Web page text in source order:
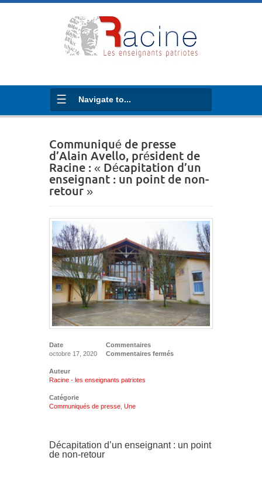
Navigate to...
Communiqué de presse
d’Alain Avello, président de
Racine : « Décapitation d’un
enseignant : un point de non-
retour »
Date
octobre 17, 2020
Commentaires
Commentaires fermés
Auteur
Racine - les enseignants patriotes
Catégorie
Communiqués de presse Une
Décapitation d’un enseignant : un point
de non-retour